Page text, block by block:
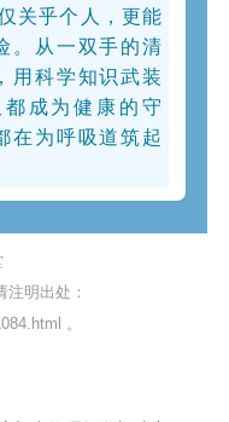
关乎个人，更能
。从一双手的清
用科学知识武装
成为健康的守
在为呼吸道筑起
明出处：
。